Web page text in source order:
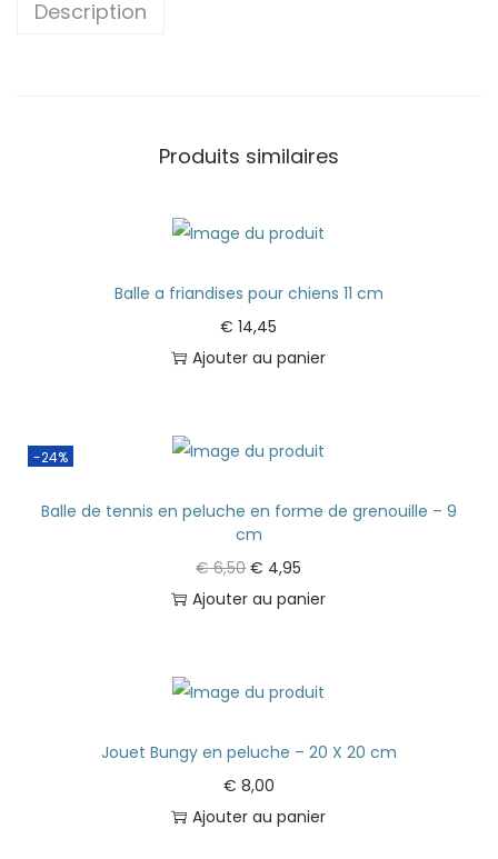
Description
Produits similaires
Balle a friandises pour chiens 11 cm
€ 14,45
Ajouter au panier
-24%
Balle de tennis en peluche en forme de grenouille – 9
cm
€6,50 € 4,95
Ajouter au panier
Jouet Bungy en peluche – 20 X 20 cm
€ 8,00
Ajouter au panier